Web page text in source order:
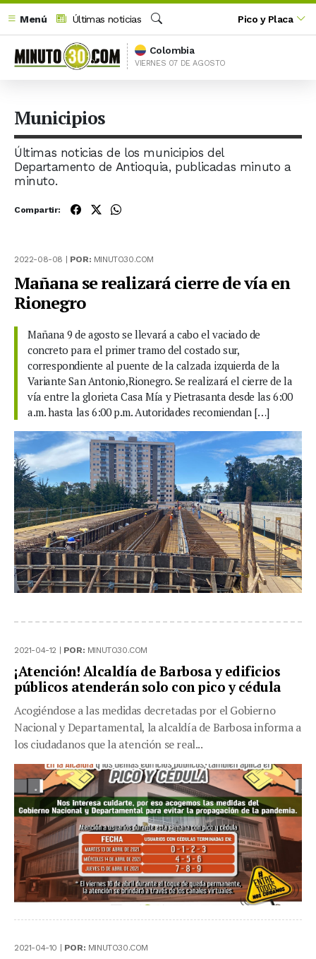
Menú
Últimas noticias
Buscar
Pico y Placa
Colombia
VIERNES 07 DE AGOSTO
Municipios
Últimas noticias de los municipios del
Departamento de Antioquia, publicadas minuto a
minuto.
Compartir:
2022-08-08 | POR: MINUTO30.COM
Mañana se realizará cierre de vía en
Rionegro
Mañana 9 de agosto se llevará a cabo el vaciado de
concreto para el primer tramo del costado sur,
correspondiente al puente de la calzada izquierda de la
Variante San Antonio,Rionegro. Se realizará el cierre de la
vía entre la glorieta Casa Mía y Pietrasanta desde las 6:00
a.m. hasta las 6:00 p.m. Autoridades recomiendan […]
2021-04-12 | POR: MINUTO30.COM
¡Atención! Alcaldía de Barbosa y edificios
públicos atenderán solo con pico y cédula
Acogiéndose a las medidas decretadas por el Gobierno
Nacional y Departamental, la alcaldía de Barbosa informa a
los ciudadanos que la atención se real...
2021-04-10 | POR: MINUTO30.COM